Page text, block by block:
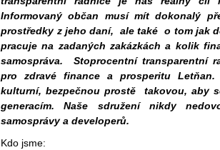
Informovaný občan musí mít dokonalý
prostředky z jeho daní, ale také o tom jak
pracuje na zadaných zakázkách a kolik
samospráva. Stoprocentní transparentní
pro zdravé finance a prosperitu Letňan.
kulturní, bezpečnou prostě takovou, aby
generacím. Naše sdružení nikdy
samosprávy a developerů.
Kdo jsme: